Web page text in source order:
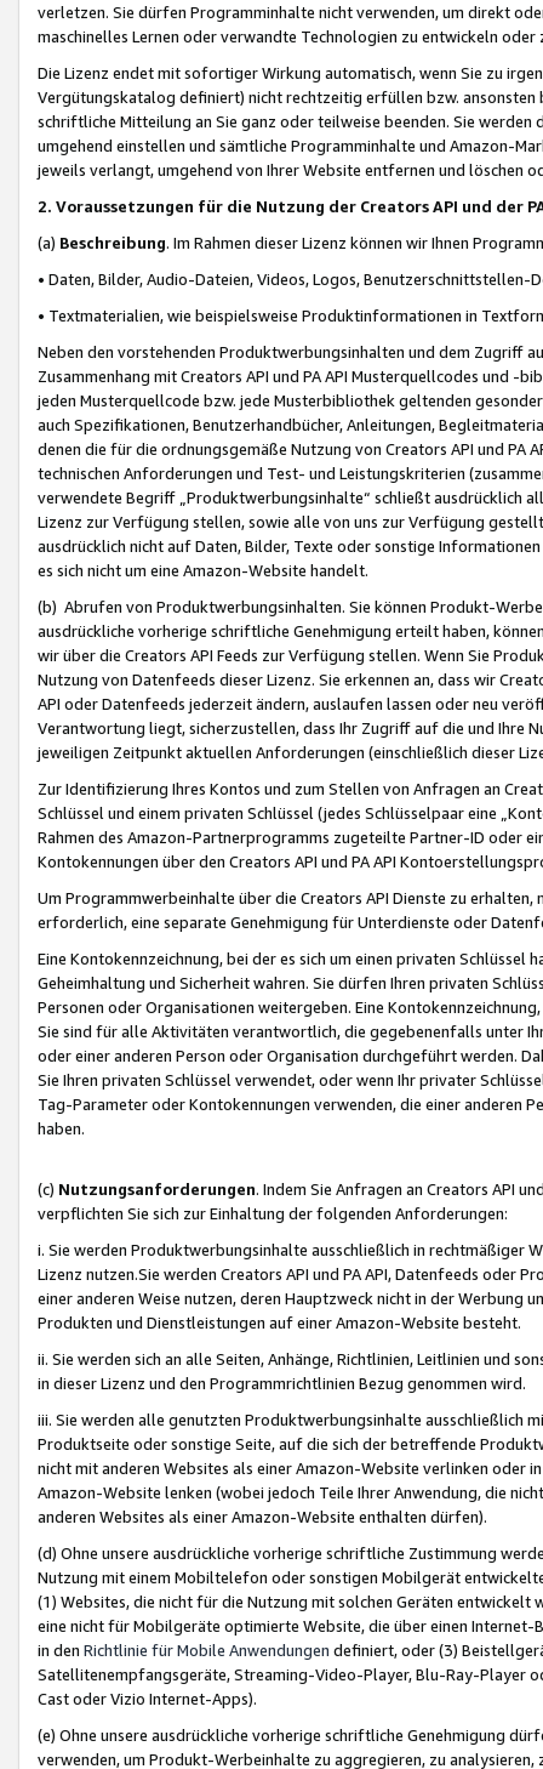
verletzen. Sie dürfen Programminhalte nicht verwenden, um direkt
maschinelles Lernen oder verwandte Technologien zu entwickeln
Die Lizenz endet mit sofortiger Wirkung automatisch, wenn Sie zu
Vergütungskatalog definiert) nicht rechtzeitig erfüllen bzw. ansonsten
schriftliche Mitteilung an Sie ganz oder teilweise beenden. Sie werden
umgehend einstellen und sämtliche Programminhalte und Amazon-
jeweils verlangt, umgehend von Ihrer Website entfernen und löschen
2. Voraussetzungen für die Nutzung der Creators API und der
(a) Beschreibung. Im Rahmen dieser Lizenz können wir Ihnen
• Daten, Bilder, Audio-Dateien, Videos, Logos, Benutzerschnittstellen-
• Textmaterialien, wie beispielsweise Produktinformationen in
Neben den vorstehenden Produktwerbungsinhalten und dem Zugriff
Zusammenhang mit Creators API und PA API Musterquellcodes und
jeden Musterquellcode bzw. jede Musterbibliothek geltenden
auch Spezifikationen, Benutzerhandbücher, Anleitungen,
denen die für die ordnungsgemäße Nutzung von Creators API und PA
technischen Anforderungen und Test- und Leistungskriterien
verwendete Begriff „Produktwerbungsinhalte“ schließt ausdrücklich
Lizenz zur Verfügung stellen, sowie alle von uns zur Verfügung
ausdrücklich nicht auf Daten, Bilder, Texte oder sonstige
es sich nicht um eine Amazon-Website handelt.
(b) Abrufen von Produktwerbungsinhalten. Sie können Produkt-
ausdrückliche vorherige schriftliche Genehmigung erteilt haben,
wir über die Creators API Feeds zur Verfügung stellen. Wenn Sie
Nutzung von Datenfeeds dieser Lizenz. Sie erkennen an, dass wir
API oder Datenfeeds jederzeit ändern, auslaufen lassen oder neu
Verantwortung liegt, sicherzustellen, dass Ihr Zugriff auf die und Ihre
jeweiligen Zeitpunkt aktuellen Anforderungen (einschließlich dieser
Zur Identifizierung Ihres Kontos und zum Stellen von Anfragen an
Schlüssel und einem privaten Schlüssel (jedes Schlüsselpaar eine
Rahmen des Amazon-Partnerprogramms zugeteilte Partner-ID oder
Kontokennungen über den Creators API und PA API
Um Programmwerbeinhalte über die Creators API Dienste zu
erforderlich, eine separate Genehmigung für Unterdienste oder
Eine Kontokennzeichnung, bei der es sich um einen privaten
Geheimhaltung und Sicherheit wahren. Sie dürfen Ihren privaten
Personen oder Organisationen weitergeben. Eine
Sie sind für alle Aktivitäten verantwortlich, die gegebenenfalls unter
oder einer anderen Person oder Organisation durchgeführt werden.
Sie Ihren privaten Schlüssel verwendet, oder wenn Ihr privater
Tag-Parameter oder Kontokennungen verwenden, die einer anderen
haben.
(c) Nutzungsanforderungen. Indem Sie Anfragen an Creators API
verpflichten Sie sich zur Einhaltung der folgenden Anforderungen:
i. Sie werden Produktwerbungsinhalte ausschließlich in rechtmäßiger
Lizenz nutzen.Sie werden Creators API und PA API, Datenfeeds oder
einer anderen Weise nutzen, deren Hauptzweck nicht in der Werbung
Produkten und Dienstleistungen auf einer Amazon-Website besteht.
ii. Sie werden sich an alle Seiten, Anhänge, Richtlinien, Leitlinien und
in dieser Lizenz und den Programmrichtlinien Bezug genommen wird.
iii. Sie werden alle genutzten Produktwerbungsinhalte ausschließlich
Produktseite oder sonstige Seite, auf die sich der betreffende
nicht mit anderen Websites als einer Amazon-Website verlinken oder
Amazon-Website lenken (wobei jedoch Teile Ihrer Anwendung, die
anderen Websites als einer Amazon-Website enthalten dürfen).
(d) Ohne unsere ausdrückliche vorherige schriftliche Zustimmung
Nutzung mit einem Mobiltelefon oder sonstigen Mobilgerät
(1) Websites, die nicht für die Nutzung mit solchen Geräten
eine nicht für Mobilgeräte optimierte Website, die über einen
in den Richtlinie für Mobile Anwendungen definiert, oder (3)
Satellitenempfangsgeräte, Streaming-Video-Player, Blu-Ray-Player
Cast oder Vizio Internet-Apps).
(e) Ohne unsere ausdrückliche vorherige schriftliche Genehmigung
verwenden, um Produkt-Werbeinhalte zu aggregieren, zu